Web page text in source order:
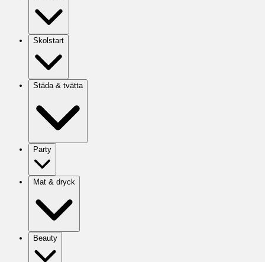
Skolstart
Städa & tvätta
Party
Mat & dryck
Beauty